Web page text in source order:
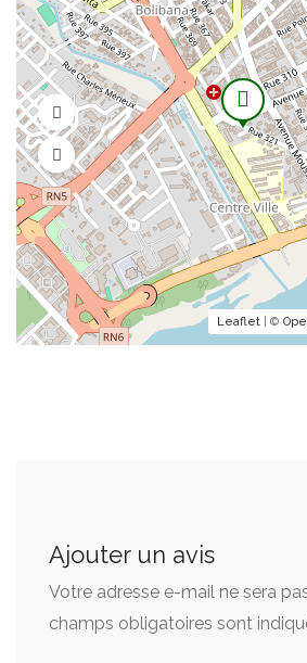
Leaflet | ©
Ajouter un avis
Votre adresse e-mail ne sera
champs obligatoires sont